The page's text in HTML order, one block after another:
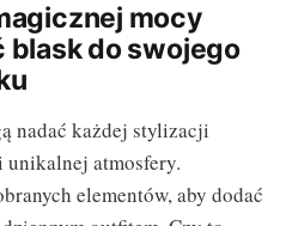
mocy
blask do swojego
nadać każdej stylizacji
atmosfery.
elementów, aby dodać